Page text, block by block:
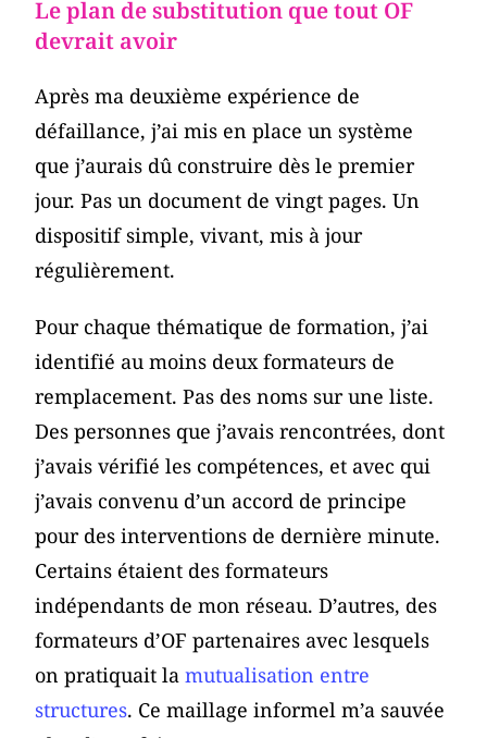
Le plan de substitution que tout OF
devrait avoir
Après ma deuxième expérience de
défaillance, j’ai mis en place un système
que j’aurais dû construire dès le premier
jour. Pas un document de vingt pages. Un
dispositif simple, vivant, mis à jour
régulièrement.
Pour chaque thématique de formation, j’ai
identifié au moins deux formateurs de
remplacement. Pas des noms sur une liste.
Des personnes que j’avais rencontrées, dont
j’avais vérifié les compétences, et avec qui
j’avais convenu d’un accord de principe
pour des interventions de dernière minute.
Certains étaient des formateurs
indépendants de mon réseau. D’autres, des
formateurs d’OF partenaires avec lesquels
on pratiquait lamutualisation entre
structures. Ce maillage informel m’a sauvée